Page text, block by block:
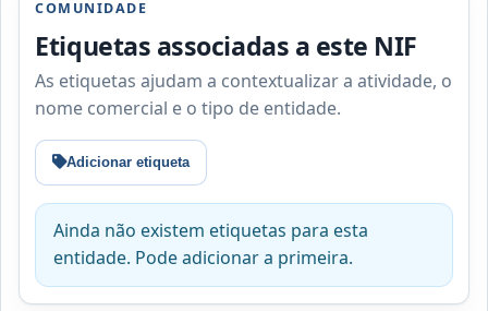
COMUNIDADE
Etiquetas associadas a este NIF
As etiquetas ajudam a contextualizar a atividade, o
nome comercial e o tipo de entidade.
Adicionar etiqueta
Ainda não existem etiquetas para esta
entidade. Pode adicionar a primeira.